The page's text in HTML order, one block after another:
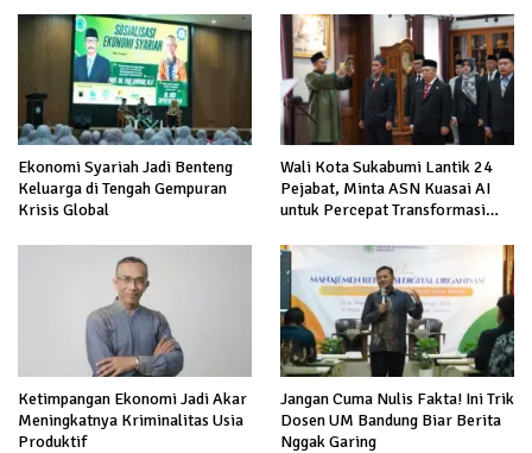
Ekonomi Syariah Jadi Benteng
Keluarga di Tengah Gempuran
Krisis Global
Wali Kota Sukabumi Lantik 24
Pejabat, Minta ASN Kuasai AI
untuk Percepat Transformasi
Ketimpangan Ekonomi Jadi Akar
Meningkatnya Kriminalitas Usia
Produktif
Jangan Cuma Nulis Fakta! Ini Trik
Dosen UM Bandung Biar Berita
Nggak Garing